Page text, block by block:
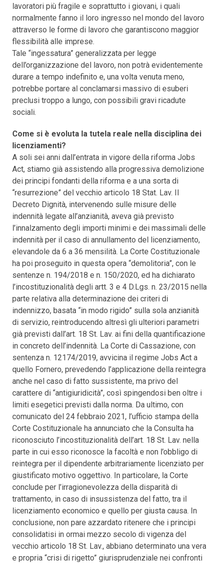
lavoratori più fragile e soprattutto i giovani, i quali
normalmente fanno il loro ingresso nel mondo del lavoro
attraverso le forme di lavoro che garantiscono maggior
flessibilità alle imprese.
Tale “ingessatura” generalizzata per legge
dell’organizzazione del lavoro, non potrà evidentemente
durare a tempo indefinito e, una volta venuta meno,
potrebbe portare al conclamarsi massivo di esuberi
preclusi troppo a lungo, con possibili gravi ricadute
sociali.
Come si è evoluta la tutela reale nella disciplina dei
licenziamenti?
A soli sei anni dall’entrata in vigore della riforma Jobs
Act, stiamo già assistendo alla progressiva demolizione
dei principi fondanti della riforma e a una sorta di
“resurrezione” del vecchio articolo 18 Stat. Lav. Il
Decreto Dignità, intervenendo sulle misure delle
indennità legate all’anzianità, aveva già previsto
l’innalzamento degli importi minimi e dei massimali delle
indennità per il caso di annullamento del licenziamento,
elevandole da 6 a 36 mensilità. La Corte Costituzionale
ha poi proseguito in questa opera “demolitoria”, con le
sentenze n. 194/2018 e n. 150/2020, ed ha dichiarato
l’incostituzionalità degli artt. 3 e 4 D.Lgs. n. 23/2015 nella
parte relativa alla determinazione dei criteri di
indennizzo, basata “in modo rigido” sulla sola anzianità
di servizio, reintroducendo altresì gli ulteriori parametri
già previsti dall’art. 18 St. Lav. ai fini della quantificazione
in concreto dell’indennità. La Corte di Cassazione, con
sentenza n. 12174/2019, avvicina il regime Jobs Act a
quello Fornero, prevedendo l’applicazione della reintegra
anche nel caso di fatto sussistente, ma privo del
carattere di “antigiuridicità”, così spingendosi ben oltre i
limiti esegetici previsti dalla norma. Da ultimo, con
comunicato del 24 febbraio 2021, l’ufficio stampa della
Corte Costituzionale ha annunciato che la Consulta ha
riconosciuto l’incostituzionalità dell’art. 18 St. Lav. nella
parte in cui esso riconosce la facoltà e non l’obbligo di
reintegra per il dipendente arbitrariamente licenziato per
giustificato motivo oggettivo. In particolare, la Corte
conclude per l’irragionevolezza della disparità di
trattamento, in caso di insussistenza del fatto, tra il
licenziamento economico e quello per giusta causa. In
conclusione, non pare azzardato ritenere che i principi
consolidatisi in ormai mezzo secolo di vigenza del
vecchio articolo 18 St. Lav., abbiano determinato una vera
e propria “crisi di rigetto” giurisprudenziale nei confronti